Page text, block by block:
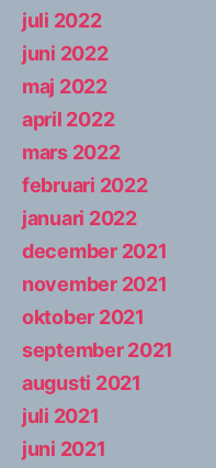
juli 2022
juni 2022
maj 2022
april 2022
mars 2022
februari 2022
januari 2022
december 2021
november 2021
oktober 2021
september 2021
augusti 2021
juli 2021
juni 2021